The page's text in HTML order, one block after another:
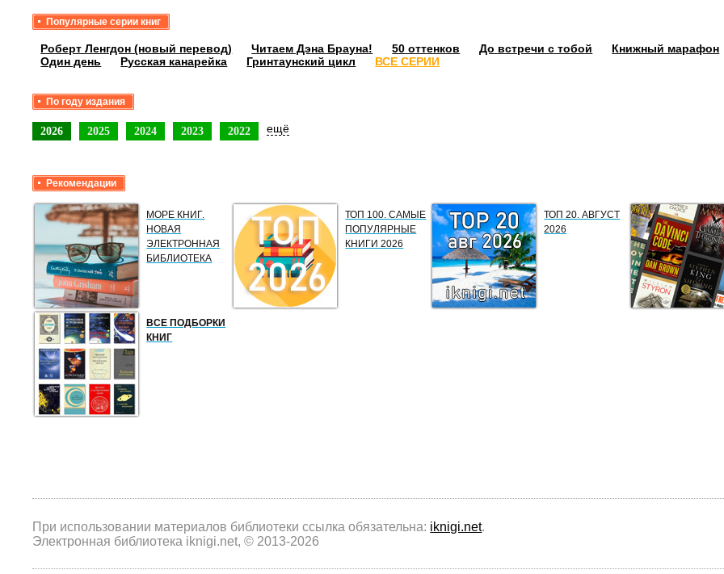
Популярные серии книг
Роберт Ленгдон (новый перевод) Читаем Дэна Брауна! 50 оттенков До встречи с тобой
Книжный марафон
Один день
Русская канарейка Гринтаунский цикл ВСЕ СЕРИИ
По году издания
2026 2025 2024 2023 2022 ещё
Рекомендации
МОРЕ КНИГ.
НОВАЯ
ЭЛЕКТРОННАЯ
БИБЛИОТЕКА
ТОП 100. САМЫЕ
ПОПУЛЯРНЫЕ
КНИГИ 2026
ТОП 20. АВГУСТ
2026
ВСЕ ПОДБОРКИ
КНИГ
При использовании материалов библиотеки ссылка обязательна: iknigi.net.
Электронная библиотека iknigi.net, © 2013-2026